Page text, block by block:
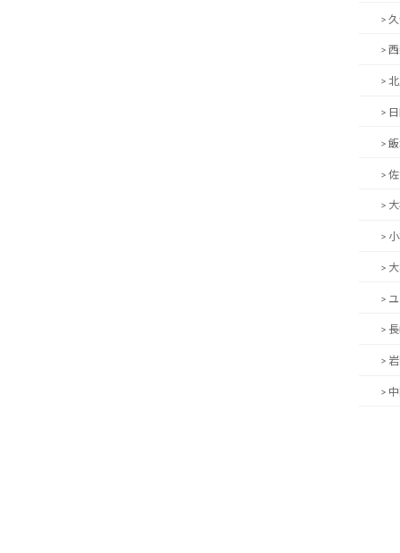
>
>
>
>
>
>
>
>
>
>
>
>
>